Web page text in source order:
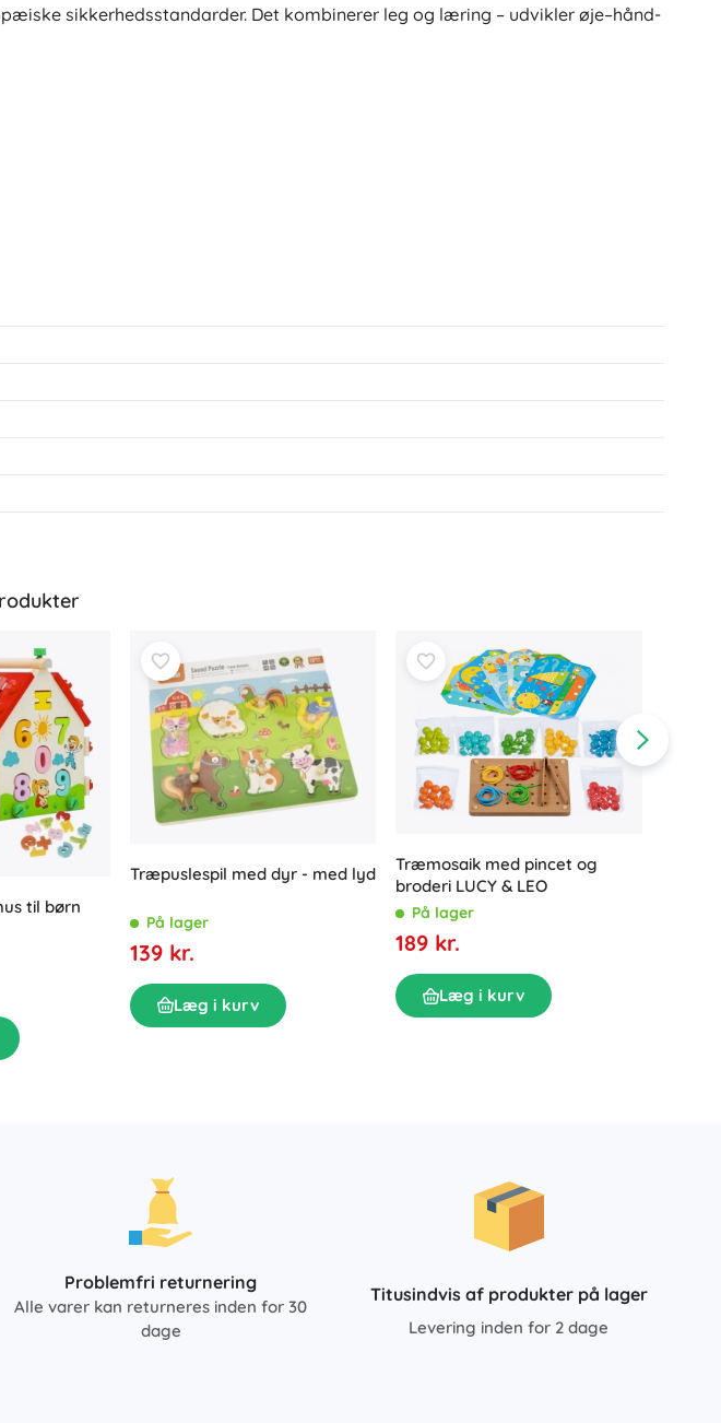
sikkerhedsstandarder. Det kombinerer leg og læring – udvikler øje–hånd-
til børn
Træpuslespil med dyr - med lyd
På lager
139 kr.
Læg i kurv
Træmosaik med pincet og
broderi LUCY & LEO
På lager
189 kr.
Læg i kurv
Problemfri returnering
Alle varer kan returneres inden for 30
dage
Titusindvis af produkter på lager
Levering inden for 2 dage